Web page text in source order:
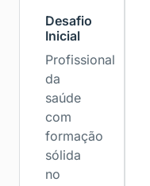
Desafio
Inicial
Profissional
da
saúde
com
formação
sólida
no